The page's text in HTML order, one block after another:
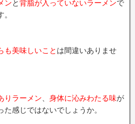
ンと背脂が入っていないラーメンで
も美味しいこと は間違いありませ
りラーメン 身体に沁みわたる味が
た感じではないでしょうか。